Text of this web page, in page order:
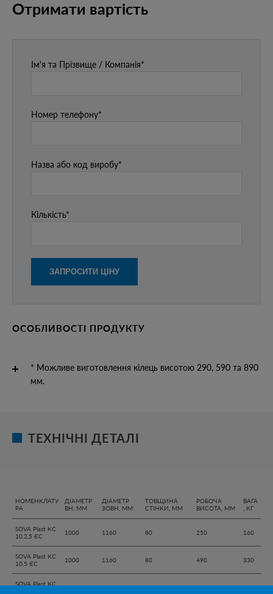
Отримати вартість
Ім'я та Прізвище / Компанія*
Номер телефону*
Назва або код виробу*
Кількість*
ОСОБЛИВОСТІ ПРОДУКТУ
* Можливе виготовлення кілець висотою 290, 590 та 890
мм.
ТЕХНІЧНІ ДЕТАЛІ
НОМЕНКЛАТУ
РА
ДІАМЕТР
ВН, ММ
ДІАМЕТР
ЗОВН, ММ
ТОВЩИНА
СТІНКИ, ММ
РОБОЧА
ВИСОТА, ММ
ВАГА
, КГ
SOVA Plast КС
10.2,5 ЄС
1000 1160 80 250 160
SOVA Plast КС
10.5 ЄС
1000 1160 80 490 330
SOVA Plast КС
1000 1160 80 990 670